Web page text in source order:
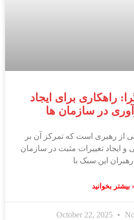
راهکاری برای ایجاد
در سازمان ها
از رهبری است که تمرکز آن بر
و ایجاد تغییرات مثبت در سازمان
این سبک با
»
October 22, 2025